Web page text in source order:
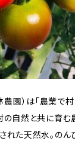
園）は「農業で村
の自然と共に育
れた天然水。の